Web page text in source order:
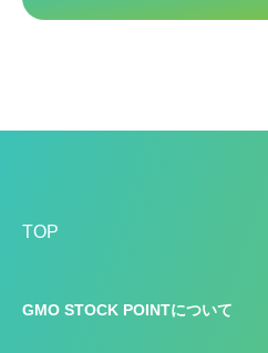
TOP
GMO STOCK POINTについて